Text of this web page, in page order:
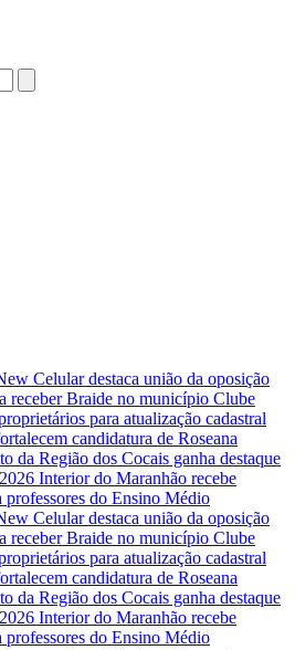
Celular destaca união da oposição
receber Braide no município Clube
para atualização cadastral
candidatura de Roseana
da Região dos Cocais ganha destaque
Interior do Maranhão recebe
professores do Ensino Médio
Celular destaca união da oposição
receber Braide no município Clube
para atualização cadastral
candidatura de Roseana
da Região dos Cocais ganha destaque
Interior do Maranhão recebe
professores do Ensino Médio